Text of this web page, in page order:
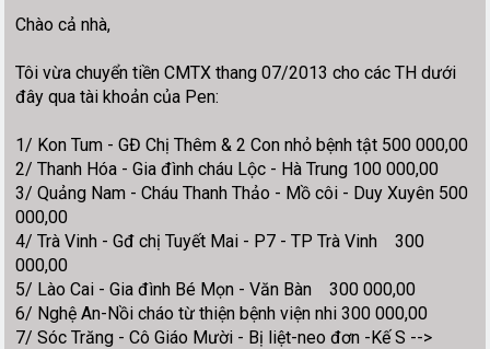
Chào cả nhà,
Tôi vừa chuyển tiền CMTX thang 07/2013 cho các TH dưới
đây qua tài khoản của Pen:
1/ Kon Tum - GĐ Chị Thêm & 2 Con nhỏ bệnh tật 500 000,00
2/ Thanh Hóa - Gia đình cháu Lộc - Hà Trung 100 000,00
3/ Quảng Nam - Cháu Thanh Thảo - Mồ côi - Duy Xuyên 500
000,00
4/ Trà Vinh - Gđ chị Tuyết Mai - P7 - TP Trà Vinh 300
000,00
5/ Lào Cai - Gia đình Bé Mọn - Văn Bàn 300 000,00
6/ Nghệ An-Nồi cháo từ thiện bệnh viện nhi 300 000,00
7/ Sóc Trăng - Cô Giáo Mười - Bị liệt-neo đơn -Kế S -->